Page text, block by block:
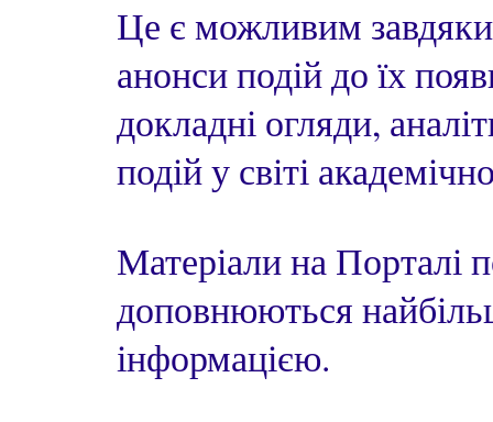
Це є можливим
анонси подій до їх
докладні огляди,
подій у світі
Матеріали на Порталі
доповнюються
інформацією.